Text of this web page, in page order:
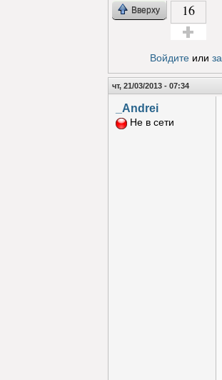
Вверху 16
Войдитеили
чт, 21/03/2013 - 07:34
_Andrei
Не в сети